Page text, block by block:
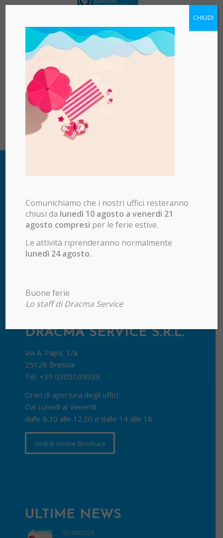
DRACMA SERVICE S.R.L.
Via A. Papa, 1/a
25128 Brescia
Tel. +39 0305105059
Orari di apertura degli uffici:
Dal Lunedì al Venerdì
dalle 8.30 alle 12.30 e dalle 14 alle 18
Vedi le nostre Brochure
ULTIME NEWS
01/08/2026
Comunichiamo che i nostri uffici resteranno
chiusi da lunedì 10 agosto a venerdì 21
agosto compresi per le ferie estive.
Le attività riprenderanno normalmente
lunedì 24 agosto.
Buone ferie
Lo staff di Dracma Service
CHIUDI